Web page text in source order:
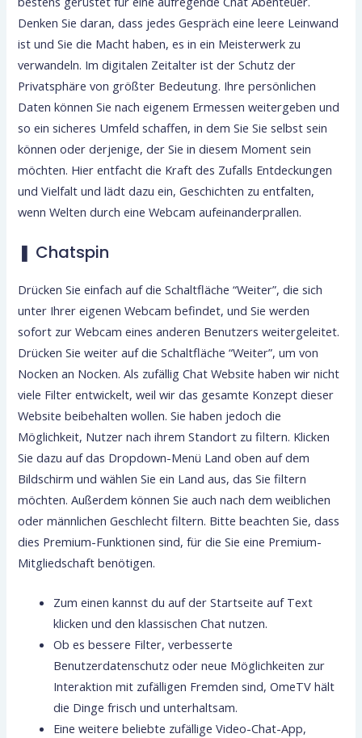
Denken Sie daran, dass jedes Gespräch eine leere Leinwand
ist und Sie die Macht haben, es in ein Meisterwerk zu
verwandeln. Im digitalen Zeitalter ist der Schutz der
Privatsphäre von größter Bedeutung. Ihre persönlichen
Daten können Sie nach eigenem Ermessen weitergeben und
so ein sicheres Umfeld schaffen, in dem Sie Sie selbst sein
können oder derjenige, der Sie in diesem Moment sein
möchten. Hier entfacht die Kraft des Zufalls Entdeckungen
und Vielfalt und lädt dazu ein, Geschichten zu entfalten,
wenn Welten durch eine Webcam aufeinanderprallen.
❚ Chatspin
Drücken Sie einfach auf die Schaltfläche “Weiter”, die sich
unter Ihrer eigenen Webcam befindet, und Sie werden
sofort zur Webcam eines anderen Benutzers weitergeleitet.
Drücken Sie weiter auf die Schaltfläche “Weiter”, um von
Nocken an Nocken. Als zufällig Chat Website haben wir nicht
viele Filter entwickelt, weil wir das gesamte Konzept dieser
Website beibehalten wollen. Sie haben jedoch die
Möglichkeit, Nutzer nach ihrem Standort zu filtern. Klicken
Sie dazu auf das Dropdown-Menü Land oben auf dem
Bildschirm und wählen Sie ein Land aus, das Sie filtern
möchten. Außerdem können Sie auch nach dem weiblichen
oder männlichen Geschlecht filtern. Bitte beachten Sie, dass
dies Premium-Funktionen sind, für die Sie eine Premium-
Mitgliedschaft benötigen.
Zum einen kannst du auf der Startseite auf Text
klicken und den klassischen Chat nutzen.
Ob es bessere Filter, verbesserte
Benutzerdatenschutz oder neue Möglichkeiten zur
Interaktion mit zufälligen Fremden sind, OmeTV hält
die Dinge frisch und unterhaltsam.
Eine weitere beliebte zufällige Video-Chat-App,